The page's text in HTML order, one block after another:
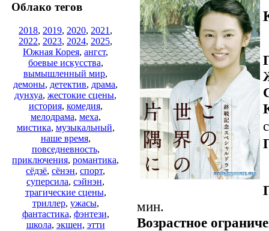
Облако тегов
2018, 2019, 2020, 2021 ,
2022, 2023, 2024, 2025,
Южная Корея, ангст,
боевые искусства,
вымышленный мир,
демоны, детектив, драма,
дунхуа, жестокие сцены,
история, комедия,
мелодрама, меха,
мистика, музыкальный,
наше время,
повседневность,
приключения, романтика,
сёдзё, сёнэн, спорт,
суперсила, сэйнэн,
трагические сцены,
триллер, ужасы,
фантастика, фэнтези,
школа, экшен, этти
мин.
Возрастное